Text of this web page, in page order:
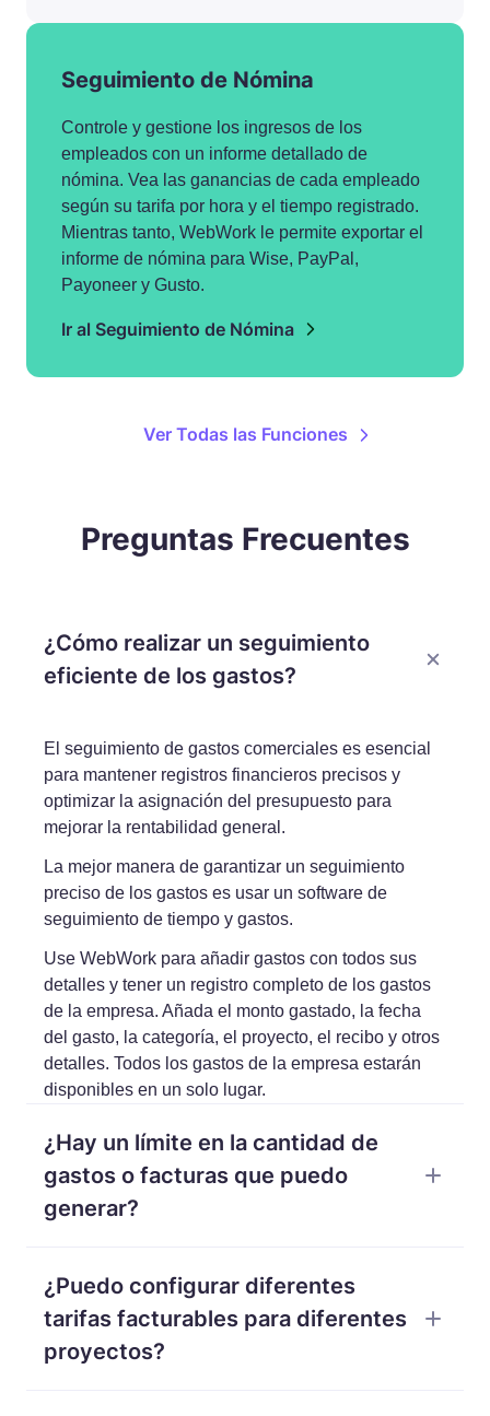
Seguimiento de Nómina
Controle y gestione los ingresos de los
empleados con un informe detallado de
nómina. Vea las ganancias de cada empleado
según su tarifa por hora y el tiempo registrado.
Mientras tanto, WebWork le permite exportar el
informe de nómina para Wise, PayPal,
Payoneer y Gusto.
Ir al Seguimiento de Nómina
Ver Todas las Funciones
Preguntas Frecuentes
¿Cómo realizar un seguimiento
eficiente de los gastos?
El seguimiento de gastos comerciales es esencial
para mantener registros financieros precisos y
optimizar la asignación del presupuesto para
mejorar la rentabilidad general.
La mejor manera de garantizar un seguimiento
preciso de los gastos es usar un software de
seguimiento de tiempo y gastos.
Use WebWork para añadir gastos con todos sus
detalles y tener un registro completo de los gastos
de la empresa. Añada el monto gastado, la fecha
del gasto, la categoría, el proyecto, el recibo y otros
detalles. Todos los gastos de la empresa estarán
disponibles en un solo lugar.
¿Hay un límite en la cantidad de
gastos o facturas que puedo
generar?
que puede generar. Añada tantos gastos como
desee y genere tantas facturas como necesite.
¿Puedo configurar diferentes
tarifas facturables para diferentes
proyectos?